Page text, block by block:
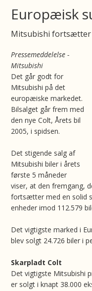
Europæisk
Mitsubishi fortsætter
Pressemeddelelse -
Mitsubishi
Det går godt for
Mitsubishi på det
europæiske markedet.
Bilsalget går frem med
den nye Colt, Årets bil
2005, i spidsen.
Det stigende salg af
Mitsubishi biler i årets
første 5 måneder
viser, at den fremgang,
fortsætter med en solid
enheder imod 112.579
Det vigtigste marked i
blev solgt 24.726 biler i
Skarpladt Colt
Det vigtigste Mitsubishi
er solgt i knapt 38.000